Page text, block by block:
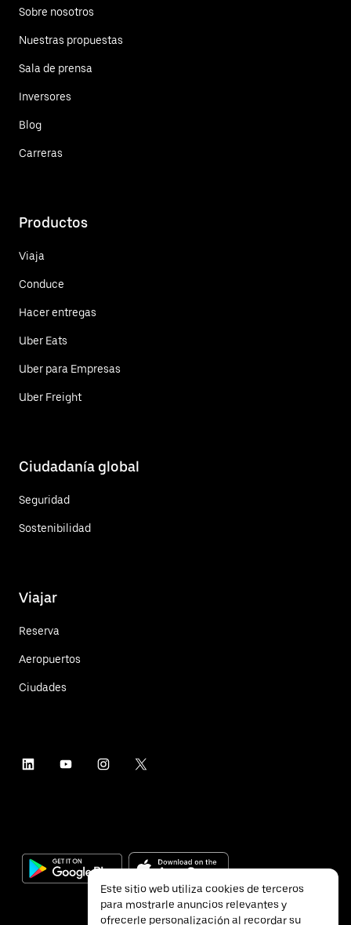
Sobre nosotros
Nuestras propuestas
Sala de prensa
Inversores
Blog
Carreras
Productos
Viaja
Conduce
Hacer entregas
Uber Eats
Uber para Empresas
Uber Freight
Ciudadanía global
Seguridad
Sostenibilidad
Viajar
Reserva
Aeropuertos
Ciudades
Este sitio web utiliza cookies de terceros
para mostrarle anuncios relevantes y
ofrecerle personalización al recordar su